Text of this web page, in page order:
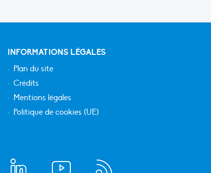
INFORMATIONS LÉGALES
Plan du site
Crédits
Mentions légales
Politique de cookies (UE)